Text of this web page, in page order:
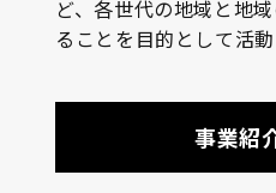
ど、各世代の地域と地
ることを目的として活動
事業紹